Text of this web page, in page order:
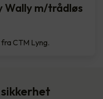
Wally m/trådløs
CTM Lyng.